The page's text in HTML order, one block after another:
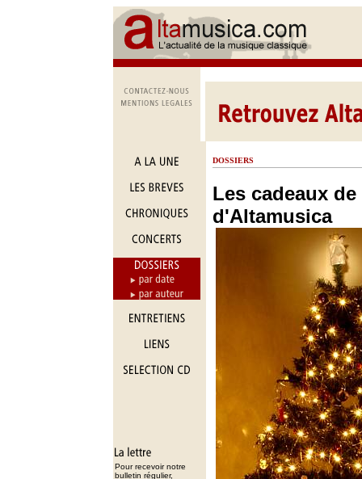
Pour recevoir notre
bulletin régulier,
DOSSIERS
Les cadeaux de
d'Altamusica